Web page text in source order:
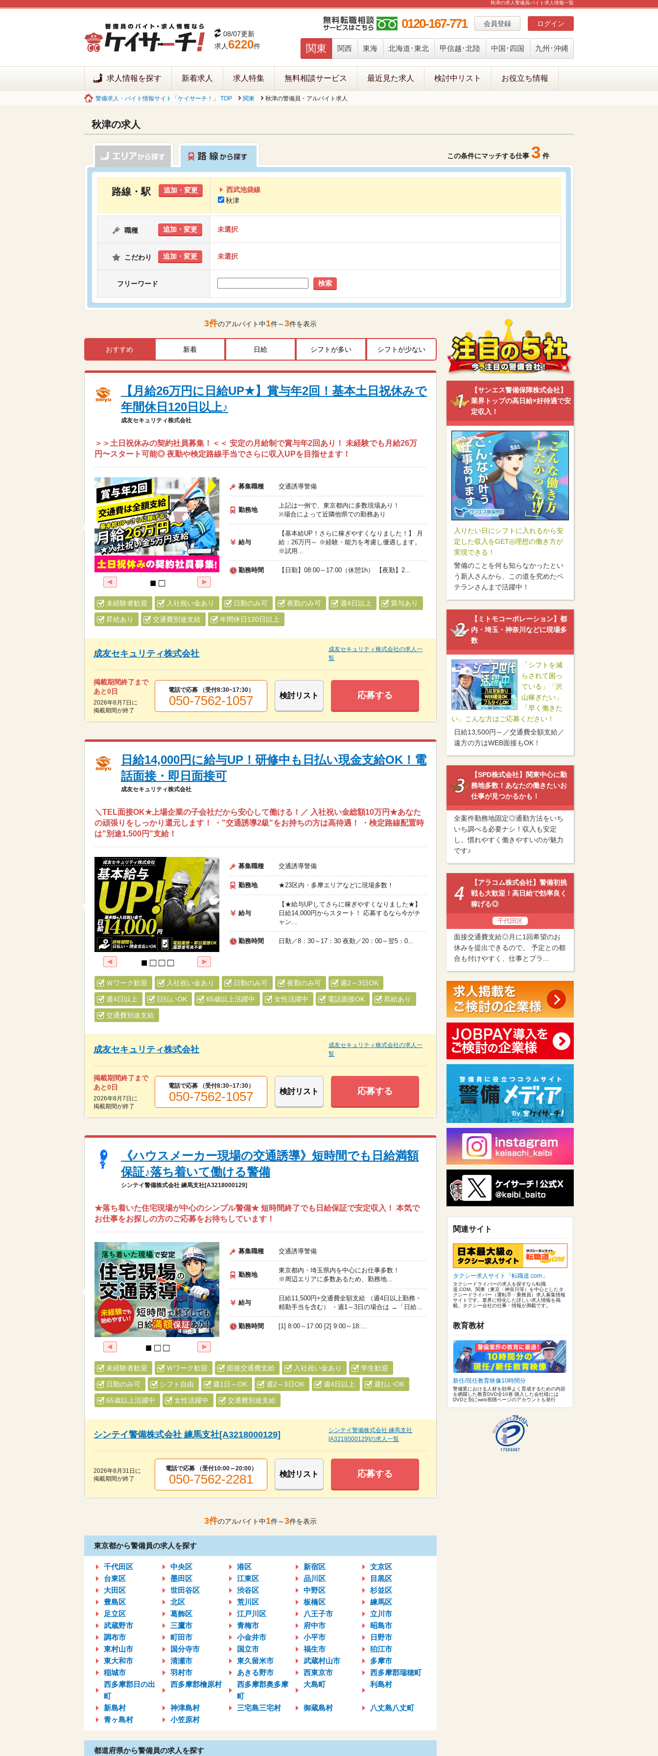
秋津の求人警備員バイト求人情報一覧
08/07更新
求人6220件
会員登録 ログイン
0120-167-771
関東 関西 東海 北海道･東北 甲信越･北陸 中国･四国 九州･沖縄
求人情報を探す 新着求人 求人特集 無料相談サービス 最近見た求人 検討中リスト お役立ち情報
警備求人・バイト情報サイト「ケイサーチ！」 TOP 関東 秋津の警備員・アルバイト求人
秋津の求人
この条件にマッチする仕事 3 件
路線・駅 追加・変更
西武池袋線
秋津
職種 追加・変更 未選択
こだわり 追加・変更 未選択
フリーワード 検索
3件のアルバイト中1件～3件を表示
おすすめ 新着 日給 シフトが多い シフトが少ない
【月給26万円に日給UP★】賞与年2回！基本土日祝休みで
年間休日120日以上♪
成友セキュリティ株式会社
＞＞土日祝休みの契約社員募集！＜＜ 安定の月給制で賞与年2回あり！ 未経験でも月給26万
円〜スタート可能◎ 夜勤や検定路線手当でさらに収入UPを目指せます！
募集職種 交通誘導警備
勤務地
上記は一例で、東京都内に多数現場あり！
※場合によって近隣他県での勤務あり
給与
【基本給UP！さらに稼ぎやすくなりました！】 月
給：26万円～ ※経験・能力を考慮し優遇します。
※試用...
勤務時間 【日勤】08:00～17:00（休憩1h） 【夜勤】2...
未経験者歓迎 入社祝い金あり 日勤のみ可 夜勤のみ可 週4日以上 賞与あり
昇給あり 交通費別途支給 年間休日120日以上
成友セキュリティ株式会社
成友セキュリティ株式会社の求人一
覧
掲載期間終了まで
あと0日
2026年8月7日 に
掲載期間が終了
電話で応募 （受付8:30~17:30）
050-7562-1057 検討リスト 応募する
日給14,000円に給与UP！研修中も日払い現金支給OK！電
話面接・即日面接可
成友セキュリティ株式会社
＼TEL面接OK★上場企業の子会社だから安心して働ける！／ 入社祝い金総額10万円★あなた
の頑張りをしっかり還元します！ ・"交通誘導2級"をお持ちの方は高待遇！ ・検定路線配置時
は"別途1,500円"支給！
募集職種 交通誘導警備
勤務地 ★23区内・多摩エリアなどに現場多数！
給与
【★給与UPしてさらに稼ぎやすくなりました★】
日給14,000円からスタート！ 応募するなら今がチ
ャン...
勤務時間 日勤／8：30～17：30 夜勤／20：00～翌5：0...
Ｗワーク歓迎 入社祝い金あり 日勤のみ可 夜勤のみ可 週2～3日OK
週4日以上 日払いOK 65歳以上活躍中 女性活躍中 電話面接OK 昇給あり
交通費別途支給
成友セキュリティ株式会社
成友セキュリティ株式会社の求人一
覧
掲載期間終了まで
あと0日
2026年8月7日 に
掲載期間が終了
電話で応募 （受付8:30~17:30）
050-7562-1057 検討リスト 応募する
《ハウスメーカー現場の交通誘導》短時間でも日給満額
保証♪落ち着いて働ける警備
シンテイ警備株式会社 練馬支社[A3218000129]
★落ち着いた住宅現場が中心のシンプル警備★ 短時間終了でも日給保証で安定収入！ 本気で
お仕事をお探しの方のご応募をお待ちしています！
募集職種 交通誘導警備
勤務地
東京都内・埼玉県内を中心にお仕事多数！
※周辺エリアに多数あるため、勤務地...
給与
日給11,500円+交通費全額支給 （週4日以上勤務・
精勤手当を含む） ・週1～3日の場合は →「日給...
勤務時間 [1] 8:00～17:00 [2] 9:00～18:...
未経験者歓迎 Ｗワーク歓迎 面接交通費支給 入社祝い金あり 学生歓迎
日勤のみ可 シフト自由 週1日～OK 週2～3日OK 週4日以上 週払いOK
65歳以上活躍中 女性活躍中 交通費別途支給
シンテイ警備株式会社 練馬支社[A3218000129]
シンテイ警備株式会社 練馬支社
[A3218000129]の求人一覧
2026年8月31日 に
掲載期間が終了
電話で応募 （受付10:00～20:00）
050-7562-2281 検討リスト 応募する
3件のアルバイト中1件～3件を表示
東京都から警備員の求人を探す
千代田区 中央区 港区 新宿区
文京区
台東区
墨田区 江東区 品川区
目黒区
大田区
世田谷区 渋谷区 中野区
杉並区
豊島区
北区 荒川区 板橋区
練馬区
足立区
葛飾区 江戸川区 八王子市
立川市
武蔵野市
三鷹市 青梅市 府中市
昭島市
調布市
町田市 小金井市 小平市
日野市
東村山市
国分寺市 国立市 福生市
狛江市
東大和市
清瀬市 東久留米市 武蔵村山市
多摩市
稲城市
羽村市 あきる野市 西東京市
西多摩郡瑞穂町
西多摩郡日の出
町
西多摩郡檜原村
西多摩郡奥多摩
町
大島町 利島村
新島村 神津島村 三宅島三宅村 御蔵島村
八丈島八丈町
青ヶ島村
小笠原村
都道府県から警備員の求人を探す
【サンエス警備保障株式会社】
業界トップの高日給×好待遇で安
定収入！
入りたい日にシフトに入れるから安
定した収入をGET◎理想の働き方が
実現できる！
警備のことを何も知らなかったとい
う新人さんから、この道を究めたベ
テランさんまで活躍中！
【ミトモコーポレーション】都
内・埼玉・神奈川などに現場多
数
「シフトを減
らされて困っ
ている」「沢
山稼ぎたい」
「早く働きた
い」こんな方はご応募ください！
日給13,500円～／交通費全額支給／
遠方の方はWEB面接もOK！
【SPD株式会社】関東中心に勤
務地多数！あなたの働きたいお
仕事が見つかるかも！
全案件勤務地固定◎通勤方法をいち
いち調べる必要ナシ！収入も安定
し、慣れやすく働きやすいのが魅力
です♪
【アラコム株式会社】警備初挑
戦も大歓迎！高日給で効率良く
稼げる◎
千代田区
面接交通費支給◎月に1回希望のお
休みを提出できるので、 予定との都
合も付けやすく、仕事とプラ...
関連サイト
タクシー求人サイト「転職道.com」
タクシードライバーの求人を探すなら転職
道.COM。関東（東京・神奈川等）を中心としたタ
クシードライバー（運転手・乗務員）求人募集情報
サイトです。業界に特化した詳しい求人情報を掲
載。タクシー会社の仕事・情報が満載です。
教育教材
新任/現任教育映像10時間分
警備業における人材を効率よく育成するための内容
を網羅した教育DVD全10巻 購入した会社様には
DVDと別にweb視聴ページのアカウントも発行